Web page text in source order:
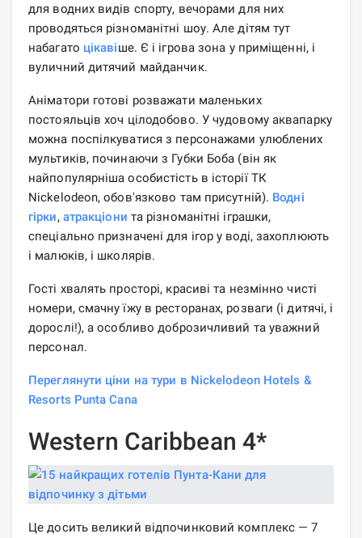
для водних видів спорту, вечорами для них
проводяться різноманітні шоу. Але дітям тут
набагато цікавіше. Є і ігрова зона у приміщенні, і
вуличний дитячий майданчик.
Аніматори готові розважати маленьких
постояльців хоч цілодобово. У чудовому аквапарку
можна поспілкуватися з персонажами улюблених
мультиків, починаючи з Губки Боба (він як
найпопулярніша особистість в історії ТК
Nickelodeon, обов'язково там присутній). Водні
гірки, атракціони та різноманітні іграшки,
спеціально призначені для ігор у воді, захоплюють
і малюків, і школярів.
Гості хвалять просторі, красиві та незмінно чисті
номери, смачну їжу в ресторанах, розваги (і дитячі, і
дорослі!), а особливо доброзичливий та уважний
персонал.
Переглянути ціни на тури в Nickelodeon Hotels &
Resorts Punta Cana
Western Caribbean 4*
Це досить великий відпочинковий комплекс — 7